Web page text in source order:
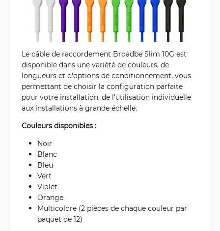
Le câble de raccordement Broadbe Slim 10G est
disponible dans une variété de couleurs, de
longueurs et d'options de conditionnement, vous
permettant de choisir la configuration parfaite
pour votre installation, de l'utilisation individuelle
aux installations à grande échelle.
Couleurs disponibles :
Noir
Blanc
Bleu
Vert
Violet
Orange
Multicolore (2 pièces de chaque couleur par
paquet de 12)